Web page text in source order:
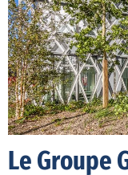
Le Groupe